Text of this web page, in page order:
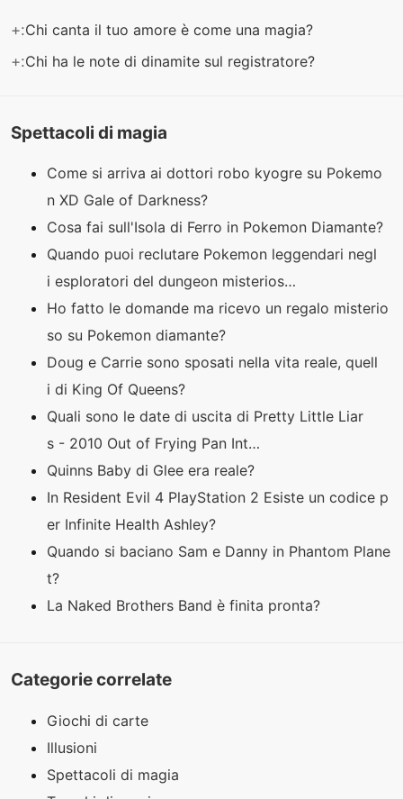
+:Chi canta il tuo amore è come una magia?
+:Chi ha le note di dinamite sul registratore?
Spettacoli di magia
Come si arriva ai dottori robo kyogre su Pokemo
n XD Gale of Darkness?
Cosa fai sull'Isola di Ferro in Pokemon Diamante?
Quando puoi reclutare Pokemon leggendari negl
i esploratori del dungeon misterios…
Ho fatto le domande ma ricevo un regalo misterio
so su Pokemon diamante?
Doug e Carrie sono sposati nella vita reale, quell
i di King Of Queens?
Quali sono le date di uscita di Pretty Little Liar
s - 2010 Out of Frying Pan Int…
Quinns Baby di Glee era reale?
In Resident Evil 4 PlayStation 2 Esiste un codice p
er Infinite Health Ashley?
Quando si baciano Sam e Danny in Phantom Plane
t?
La Naked Brothers Band è finita pronta?
Categorie correlate
Giochi di carte
Illusioni
Spettacoli di magia